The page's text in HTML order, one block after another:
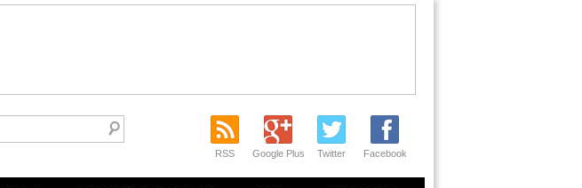
RSS Google Plus Twitter Facebook